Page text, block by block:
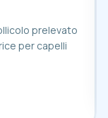
prelevato
per capelli